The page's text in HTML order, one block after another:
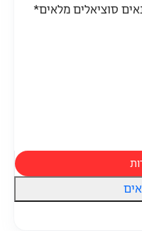
סוציאלים מלאים*